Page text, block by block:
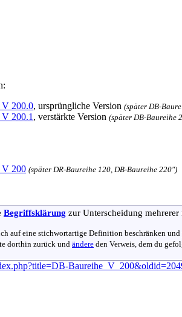
200.0, ursprüngliche Version (später DB-
200.1 , verstärkte Version (später DB-Baureihe
V 200 (später DR-Baureihe 120, DB-Baureihe 220″)
Begriffsklärung zur Unterscheidung
auf eine stichwortartige Definition beschränken
dorthin zurück und ändere den Verweis, dem du